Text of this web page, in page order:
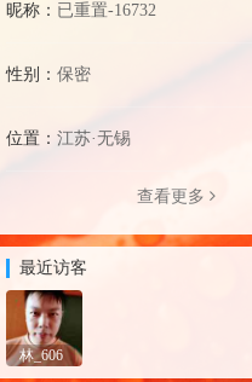
昵称： 已重置-16732
性别： 保密
位置： 江苏·无锡
查看更多
最近访客
林_606